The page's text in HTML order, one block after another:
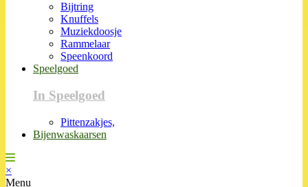
Bijtring
Knuffels
Muziekdoosje
Rammelaar
Speenkoord
Speelgoed
In Speelgoed
Pittenzakjes,
Bijenwaskaarsen
×
Menu